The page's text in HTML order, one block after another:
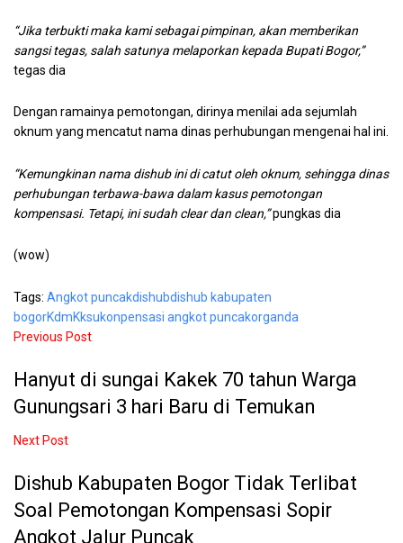
“Jika terbukti maka kami sebagai pimpinan, akan memberikan
sangsi tegas, salah satunya melaporkan kepada Bupati Bogor,”
tegas dia
Dengan ramainya pemotongan, dirinya menilai ada sejumlah
oknum yang mencatut nama dinas perhubungan mengenai hal ini.
“Kemungkinan nama dishub ini di catut oleh oknum, sehingga dinas
perhubungan terbawa-bawa dalam kasus pemotongan
kompensasi. Tetapi, ini sudah clear dan clean,”pungkas dia
(wow)
Tags: Angkot puncakdishubdishub kabupaten
bogorKdmKksukonpensasi angkot puncakorganda
Previous Post
Hanyut di sungai Kakek 70 tahun Warga
Gunungsari 3 hari Baru di Temukan
Next Post
Dishub Kabupaten Bogor Tidak Terlibat
Soal Pemotongan Kompensasi Sopir
Angkot Jalur Puncak